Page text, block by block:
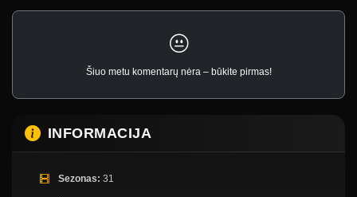
Šiuo metu komentarų nėra – būkite pirmas!
INFORMACIJA
Sezonas: 31